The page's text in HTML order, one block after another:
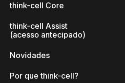
think-cell Core
think-cell Assist
(acesso antecipado)
Novidades
Por que think-cell?